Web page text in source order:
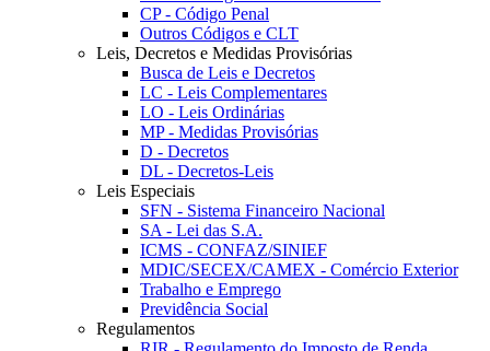
CP - Código Penal
Outros Códigos e CLT
Leis, Decretos e Medidas Provisórias
Busca de Leis e Decretos
LC - Leis Complementares
LO - Leis Ordinárias
MP - Medidas Provisórias
D - Decretos
DL - Decretos-Leis
Leis Especiais
SFN - Sistema Financeiro Nacional
SA - Lei das S.A.
ICMS - CONFAZ/SINIEF
MDIC/SECEX/CAMEX - Comércio Exterior
Trabalho e Emprego
Previdência Social
Regulamentos